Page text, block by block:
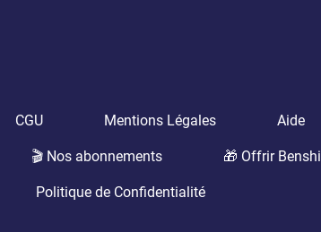
CGU Mentions Légales Aide
🎬 Nos abonnements 🎁 Offrir Benshi
Politique de Confidentialité